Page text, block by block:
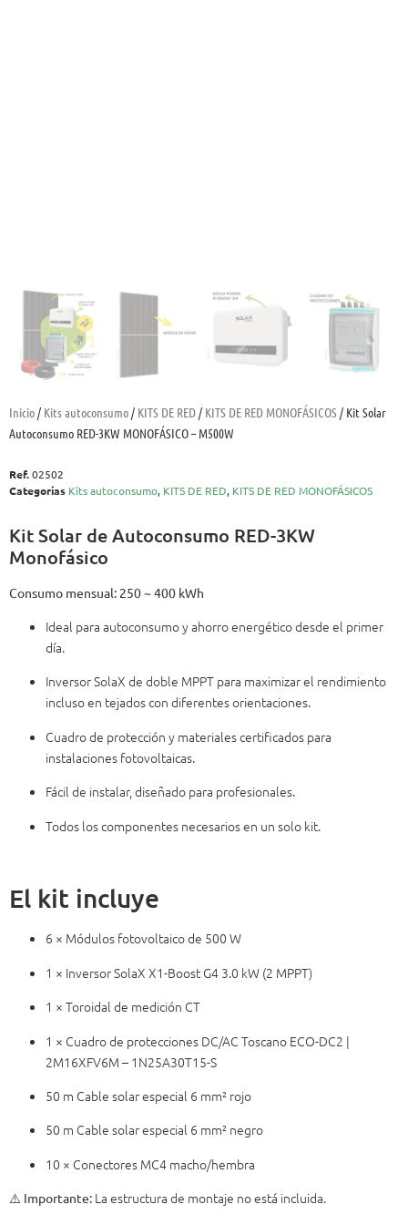
Inicio/ Kits autoconsumo/ KITS DE RED/ KITS DE RED MONOFÁSICOS/ Kit Solar
Autoconsumo RED-3KW MONOFÁSICO – M500W
Ref.02502
Categorías Kits autoconsumo, KITS DE RED, KITS DE RED MONOFÁSICOS
Kit Solar de Autoconsumo RED-3KW
Monofásico
Consumo mensual: 250 ~ 400 kWh
Ideal para autoconsumo y ahorro energético desde el primer
día.
Inversor SolaX de doble MPPT para maximizar el rendimiento
incluso en tejados con diferentes orientaciones.
Cuadro de protección y materiales certificados para
instalaciones fotovoltaicas.
Fácil de instalar, diseñado para profesionales.
Todos los componentes necesarios en un solo kit.
El kit incluye
6 × Módulos fotovoltaico de 500 W
1 × Inversor SolaX X1-Boost G4 3.0 kW (2 MPPT)
1 × Toroidal de medición CT
1 × Cuadro de protecciones DC/AC Toscano ECO-DC2 |
2M16XFV6M – 1N25A30T15-S
50 m Cable solar especial 6 mm² rojo
50 m Cable solar especial 6 mm² negro
10 × Conectores MC4 macho/hembra
⚠️ Importante: La estructura de montaje no está incluida.